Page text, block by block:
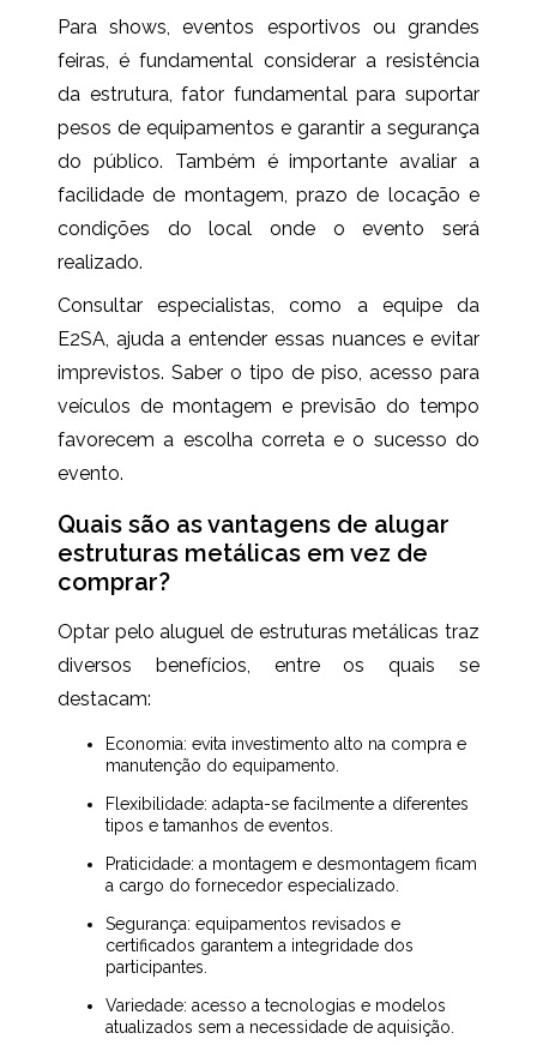
Para shows, eventos esportivos ou grandes
feiras, é fundamental considerar a resistência
da estrutura, fator fundamental para suportar
pesos de equipamentos e garantir a segurança
do público. Também é importante avaliar a
facilidade de montagem, prazo de locação e
condições do local onde o evento será
realizado.
Consultar especialistas, como a equipe da
E2SA, ajuda a entender essas nuances e evitar
imprevistos. Saber o tipo de piso, acesso para
veículos de montagem e previsão do tempo
favorecem a escolha correta e o sucesso do
evento.
Quais são as vantagens de alugar
estruturas metálicas em vez de
comprar?
Optar pelo aluguel de estruturas metálicas traz
diversos benefícios, entre os quais se
destacam:
Economia: evita investimento alto na compra e
manutenção do equipamento.
Flexibilidade: adapta-se facilmente a diferentes
tipos e tamanhos de eventos.
Praticidade: a montagem e desmontagem ficam
a cargo do fornecedor especializado.
Segurança: equipamentos revisados e
certificados garantem a integridade dos
participantes.
Variedade: acesso a tecnologias e modelos
atualizados sem a necessidade de aquisição.